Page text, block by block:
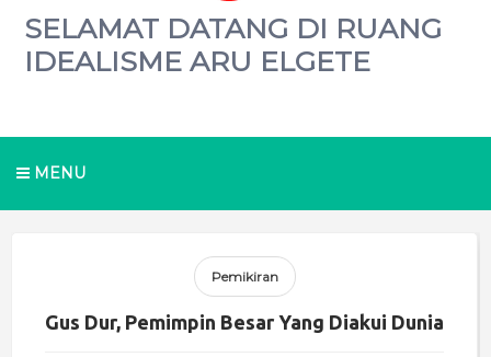
SELAMAT DATANG DI RUANG
IDEALISME ARU ELGETE
MENU
Pemikiran
Gus Dur, Pemimpin Besar Yang Diakui Dunia